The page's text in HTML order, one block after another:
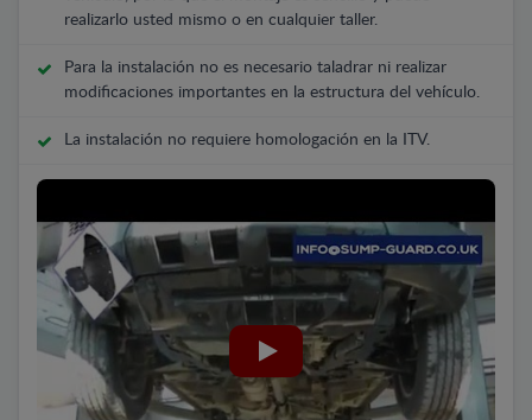
realizarlo usted mismo o en cualquier taller.
Para la instalación no es necesario taladrar ni realizar
modificaciones importantes en la estructura del vehículo.
La instalación no requiere homologación en la ITV.